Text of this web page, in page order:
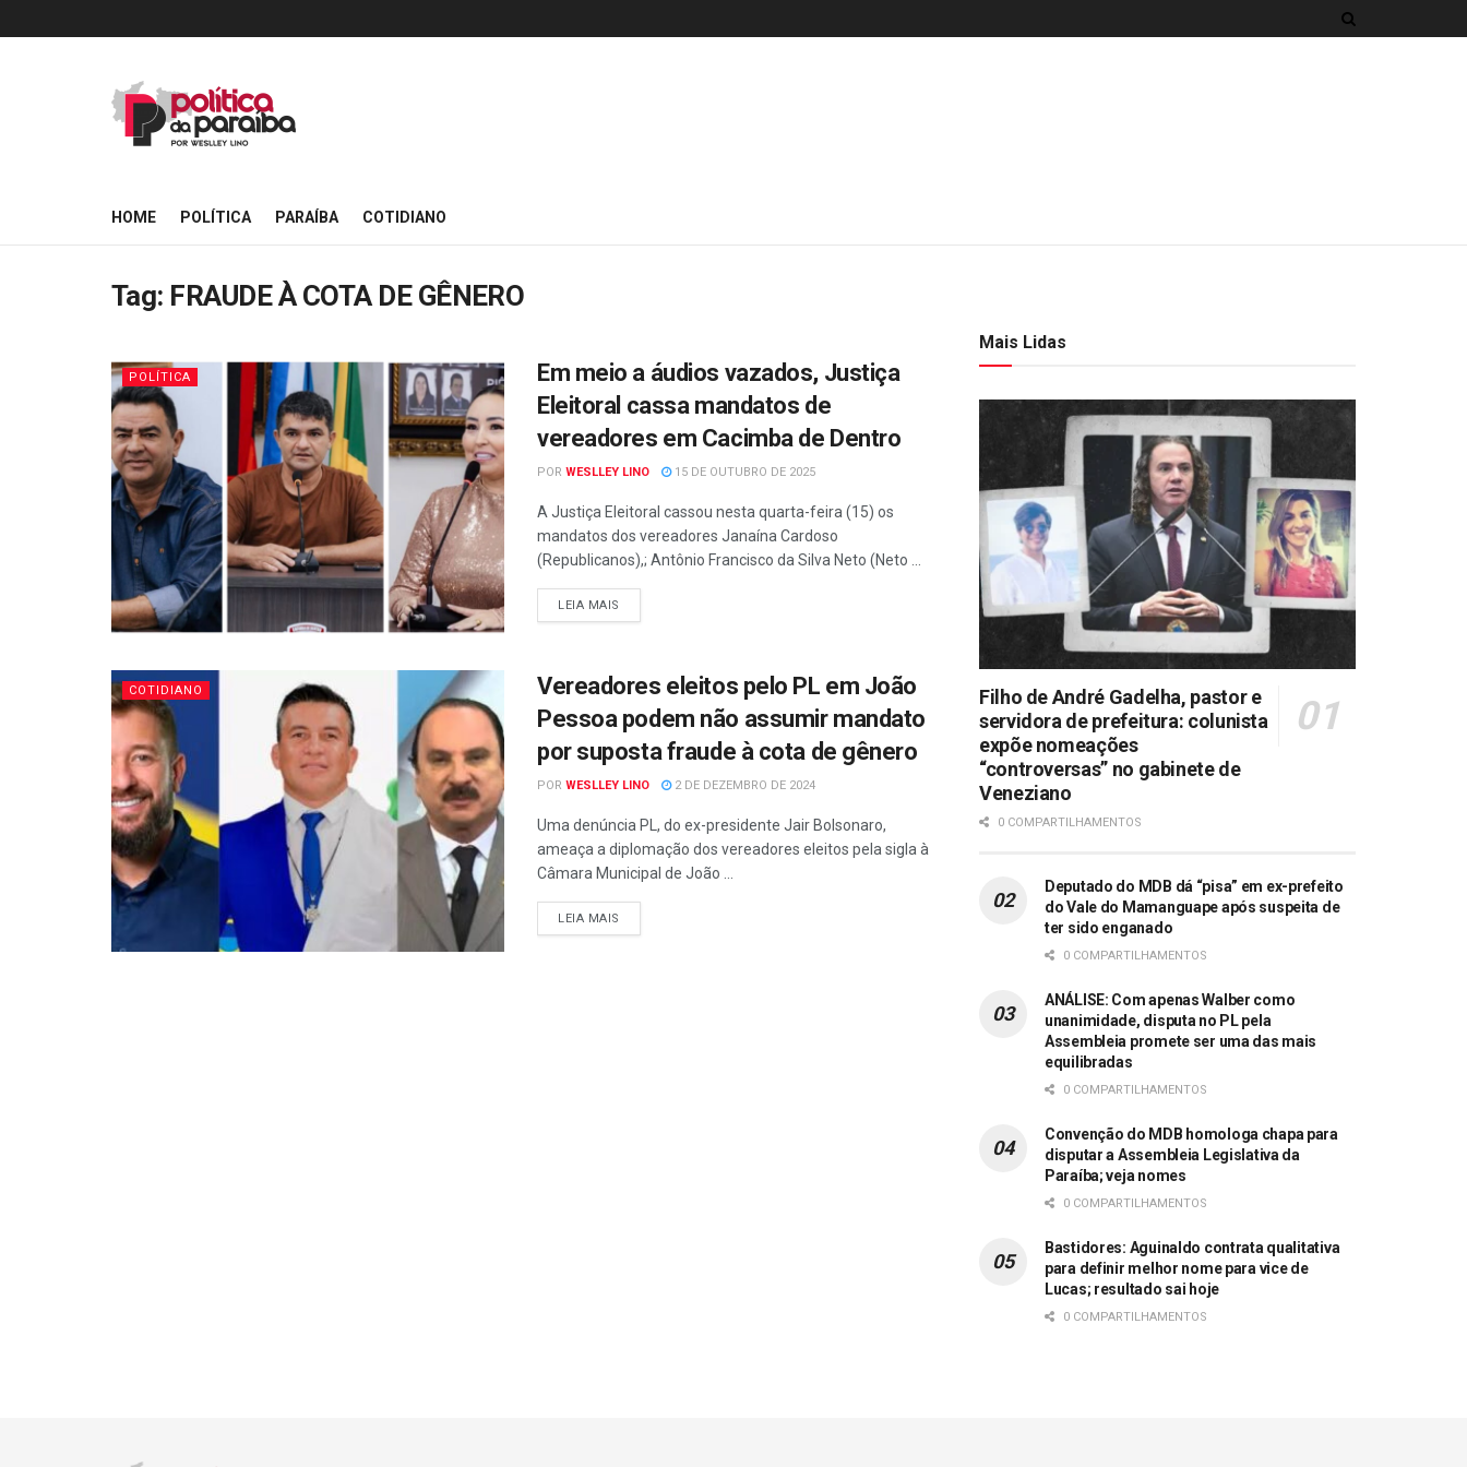
HOME POLÍTICA PARAÍBA COTIDIANO
Tag: FRAUDE À COTA DE GÊNERO
POLÍTICA
Em meio a áudios vazados, Justiça
Eleitoral cassa mandatos de
vereadores em Cacimba de Dentro
POR WESLLEY LINO 15 DE OUTUBRO DE 2025
A Justiça Eleitoral cassou nesta quarta-feira (15) os
mandatos dos vereadores Janaína Cardoso
(Republicanos),; Antônio Francisco da Silva Neto (Neto ...
LEIA MAIS
COTIDIANO
Vereadores eleitos pelo PL em João
Pessoa podem não assumir mandato
por suposta fraude à cota de gênero
POR WESLLEY LINO 2 DE DEZEMBRO DE 2024
Uma denúncia PL, do ex-presidente Jair Bolsonaro,
ameaça a diplomação dos vereadores eleitos pela sigla à
Câmara Municipal de João ...
LEIA MAIS
Mais Lidas
Filho de André Gadelha, pastor e
servidora de prefeitura: colunista
expõe nomeações
“controversas” no gabinete de
Veneziano
0 COMPARTILHAMENTOS
Deputado do MDB dá “pisa” em ex-prefeito
do Vale do Mamanguape após suspeita de
ter sido enganado
0 COMPARTILHAMENTOS
ANÁLISE: Com apenas Walber como
unanimidade, disputa no PL pela
Assembleia promete ser uma das mais
equilibradas
0 COMPARTILHAMENTOS
Convenção do MDB homologa chapa para
disputar a Assembleia Legislativa da
Paraíba; veja nomes
0 COMPARTILHAMENTOS
Bastidores: Aguinaldo contrata qualitativa
para definir melhor nome para vice de
Lucas; resultado sai hoje
0 COMPARTILHAMENTOS